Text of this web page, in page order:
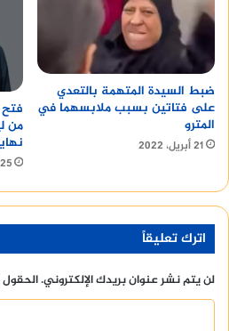
ضبط السيدة المتهمة بالتعدي
على فتاتين بسبب ملابسهما في
المترو
21 أبريل، 2022
من
25 أبريل، 2022
اترك تعليقاً
لن يتم نشر عنوان بريدك الإلكتروني.الحقول